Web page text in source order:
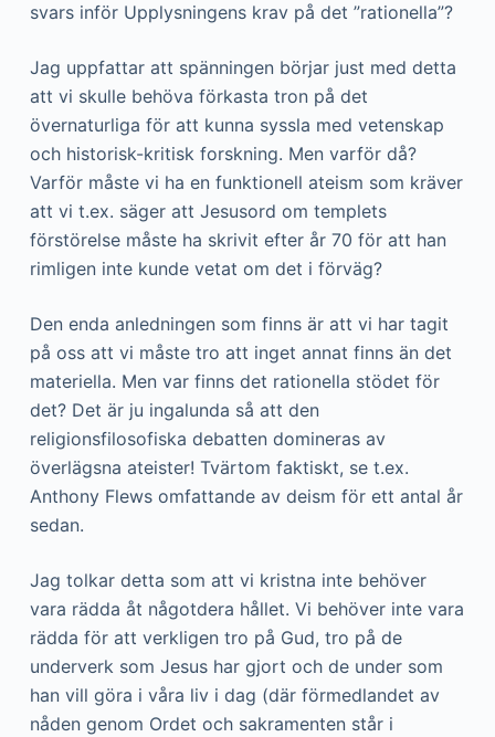
svars inför Upplysningens krav på det ”rationella”?
Jag uppfattar att spänningen börjar just med detta
att vi skulle behöva förkasta tron på det
övernaturliga för att kunna syssla med vetenskap
och historisk-kritisk forskning. Men varför då?
Varför måste vi ha en funktionell ateism som kräver
att vi t.ex. säger att Jesusord om templets
förstörelse måste ha skrivit efter år 70 för att han
rimligen inte kunde vetat om det i förväg?
Den enda anledningen som finns är att vi har tagit
på oss att vi måste tro att inget annat finns än det
materiella. Men var finns det rationella stödet för
det? Det är ju ingalunda så att den
religionsfilosofiska debatten domineras av
överlägsna ateister! Tvärtom faktiskt, se t.ex.
Anthony Flews omfattande av deism för ett antal år
sedan.
Jag tolkar detta som att vi kristna inte behöver
vara rädda åt någotdera hållet. Vi behöver inte vara
rädda för att verkligen tro på Gud, tro på de
underverk som Jesus har gjort och de under som
han vill göra i våra liv i dag (där förmedlandet av
nåden genom Ordet och sakramenten står i